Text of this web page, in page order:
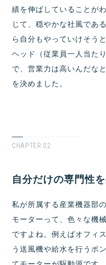
績を伸ばしていることが
じて、穏やかな社風であ
ら自分もやっていけそう
ヘッド（従業員一人当た
で、営業力は高いんだな
を決めました。
CHAPTER 02
自分だけの専門性
私が所属する産業機器部
モーターって、色々な機
ですよね。例えばオフィ
う送風機や給水を行うポ